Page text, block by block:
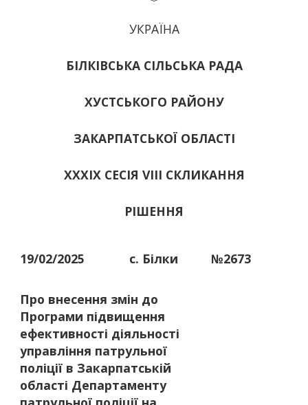
УКРАЇНА
БІЛКІВСЬКА СІЛЬСЬКА РАДА
ХУСТСЬКОГО РАЙОНУ
ЗАКАРПАТСЬКОЇ ОБЛАСТІ
ХХХІХ СЕСІЯ VIII СКЛИКАННЯ
РІШЕННЯ
19/02/2025 с. Білки №2673
Про внесення змін до
Програми підвищення
ефективності діяльності
управління патрульної
поліції в Закарпатській
області Департаменту